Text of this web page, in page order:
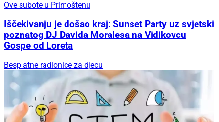
Ove subote u Primoštenu
Iščekivanju je došao kraj: Sunset Party uz svjetski
poznatog DJ Davida Moralesa na Vidikovcu
Gospe od Loreta
Besplatne radionice za djecu